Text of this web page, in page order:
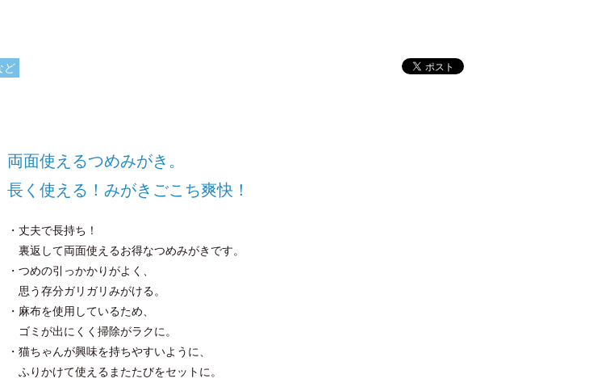
ど
両面使えるつめみがき。
長く使える！みがきごこち爽快！
・丈夫で長持ち！
裏返して両面使えるお得なつめみがきです。
・つめの引っかかりがよく、
思う存分ガリガリみがける。
・麻布を使用しているため、
ゴミが出にくく掃除がラクに。
・猫ちゃんが興味を持ちやすいように、
ふりかけて使えるまたたびをセットに。